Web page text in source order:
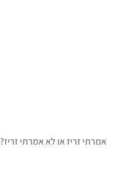
אמרתי זריז או לא אמרתי זריז?